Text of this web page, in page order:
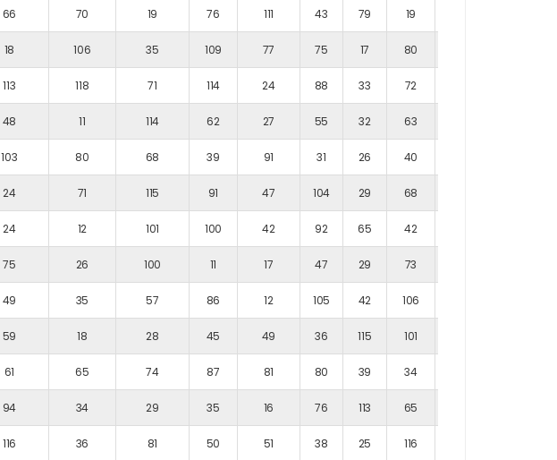
66 70 19 76 111 43 79 19
18 106 35 109 77 75 17 80
113 118 71 114 24 88 33 72
48 11 114 62 27 55 32 63
103 80 68 39 91 31 26 40
24 71 115 91 47 104 29 68
24 12 101 100 42 92 65 42
75 26 100 11 17 47 29 73
49 35 57 86 12 105 42 106
59 18 28 45 49 36 115 101
61 65 74 87 81 80 39 34
94 34 29 35 16 76 113 65
116 36 81 50 51 38 25 116